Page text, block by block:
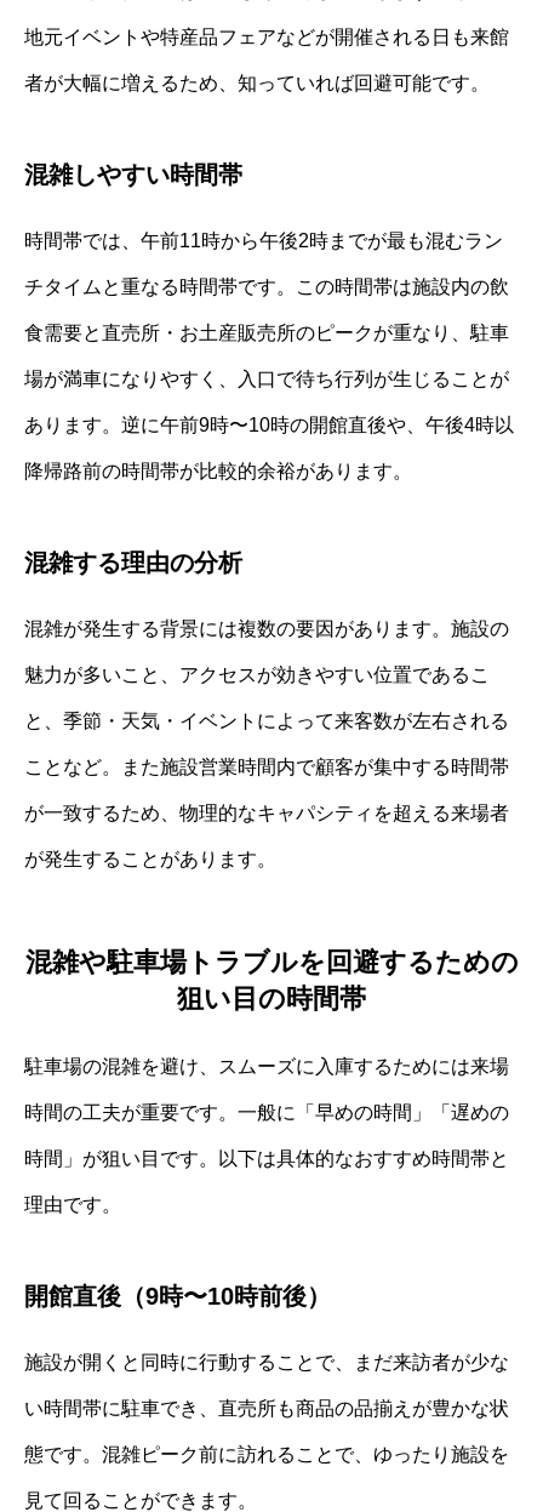
地元イベントや特産品フェアなどが開催される日も来館
者が大幅に増えるため、知っていれば回避可能です。
混雑しやすい時間帯
時間帯では、午前11時から午後2時までが最も混むラン
チタイムと重なる時間帯です。この時間帯は施設内の飲
食需要と直売所・お土産販売所のピークが重なり、駐車
場が満車になりやすく、入口で待ち行列が生じることが
あります。逆に午前9時〜10時の開館直後や、午後4時以
降帰路前の時間帯が比較的余裕があります。
混雑する理由の分析
混雑が発生する背景には複数の要因があります。施設の
魅力が多いこと、アクセスが効きやすい位置であるこ
と、季節・天気・イベントによって来客数が左右される
ことなど。また施設営業時間内で顧客が集中する時間帯
が一致するため、物理的なキャパシティを超える来場者
が発生することがあります。
混雑や駐車場トラブルを回避するための
狙い目の時間帯
駐車場の混雑を避け、スムーズに入庫するためには来場
時間の工夫が重要です。一般に「早めの時間」「遅めの
時間」が狙い目です。以下は具体的なおすすめ時間帯と
理由です。
開館直後（9時〜10時前後）
施設が開くと同時に行動することで、まだ来訪者が少な
い時間帯に駐車でき、直売所も商品の品揃えが豊かな状
態です。混雑ピーク前に訪れることで、ゆったり施設を
見て回ることができます。